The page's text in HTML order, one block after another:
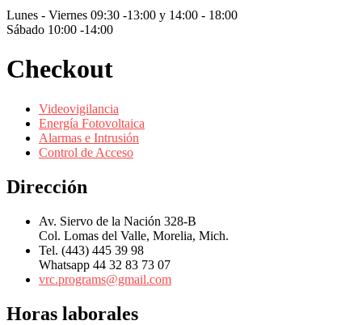
Lunes - Viernes 09:30 -13:00 y 14:00 - 18:00
Sábado 10:00 -14:00
Checkout
Videovigilancia
Energía Fotovoltaica
Alarmas e Intrusión
Control de Acceso
Dirección
Av. Siervo de la Nación 328-B
Col. Lomas del Valle, Morelia, Mich.
Tel. (443) 445 39 98
Whatsapp 44 32 83 73 07
vrc.programs@gmail.com
Horas laborales